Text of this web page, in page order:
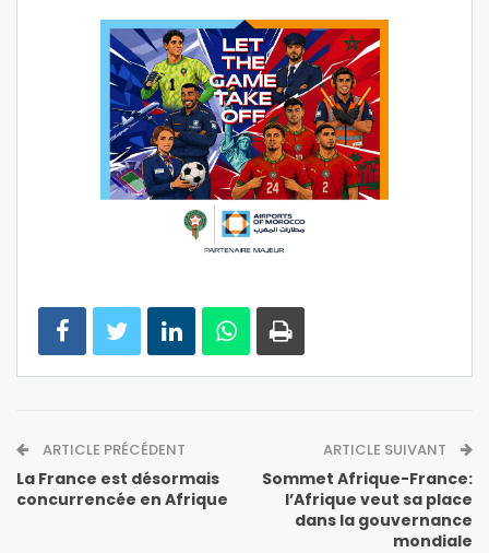
ARTICLE PRÉCÉDENT
La France est désormais
concurrencée en Afrique
ARTICLE SUIVANT
Sommet Afrique-France:
l’Afrique veut sa place
dans la gouvernance
mondiale